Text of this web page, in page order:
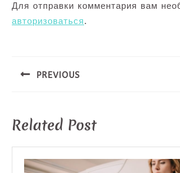
Для отправки комментария вам
авторизоваться.
записям
PREVIOUS
Related Post